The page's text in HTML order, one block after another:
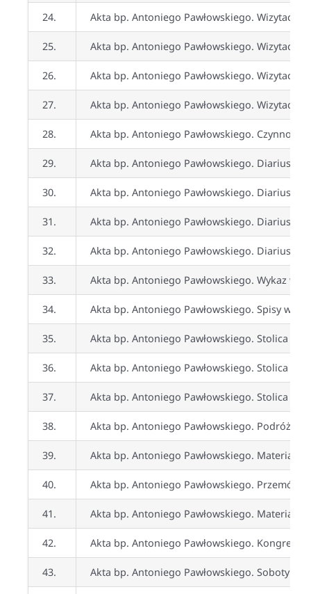
24. Akta bp. Antoniego Pawłowskiego. Wizytacje
25. Akta bp. Antoniego Pawłowskiego. Wizytacje
26. Akta bp. Antoniego Pawłowskiego. Wizytacje
27. Akta bp. Antoniego Pawłowskiego. Wizytacje
28. Akta bp. Antoniego Pawłowskiego.
29. Akta bp. Antoniego Pawłowskiego. Diariusz
30. Akta bp. Antoniego Pawłowskiego. Diariusz
31. Akta bp. Antoniego Pawłowskiego. Diariusz
32. Akta bp. Antoniego Pawłowskiego. Diariusz
33. Akta bp. Antoniego Pawłowskiego. Wykaz
34. Akta bp. Antoniego Pawłowskiego. Spisy
35. Akta bp. Antoniego Pawłowskiego. Stolica
36. Akta bp. Antoniego Pawłowskiego. Stolica
37. Akta bp. Antoniego Pawłowskiego. Stolica
38. Akta bp. Antoniego Pawłowskiego. Podróż
39. Akta bp. Antoniego Pawłowskiego. Materiały
40. Akta bp. Antoniego Pawłowskiego.
41. Akta bp. Antoniego Pawłowskiego.
42. Akta bp. Antoniego Pawłowskiego. Kongres
43. Akta bp. Antoniego Pawłowskiego. Soboty